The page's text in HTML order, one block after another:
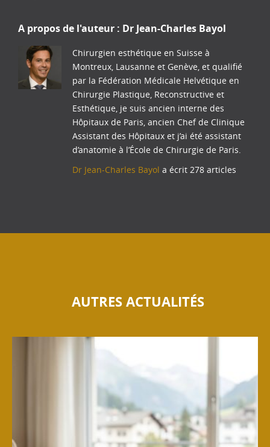
A propos de l'auteur : Dr Jean-Charles Bayol
Chirurgien esthétique en Suisse à
Montreux, Lausanne et Genève, et qualifié
par la Fédération Médicale Helvétique en
Chirurgie Plastique, Reconstructive et
Esthétique, je suis ancien interne des
Hôpitaux de Paris, ancien Chef de Clinique
Assistant des Hôpitaux et j’ai été assistant
d’anatomie à l’École de Chirurgie de Paris.
Dr Jean-Charles Bayol a écrit 278 articles
AUTRES ACTUALITÉS